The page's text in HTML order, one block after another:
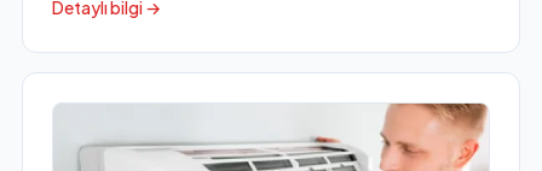
Detaylı bilgi →